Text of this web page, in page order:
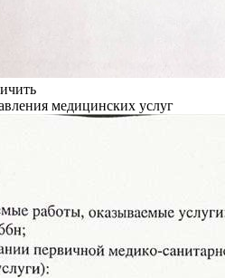
медицинских услуг